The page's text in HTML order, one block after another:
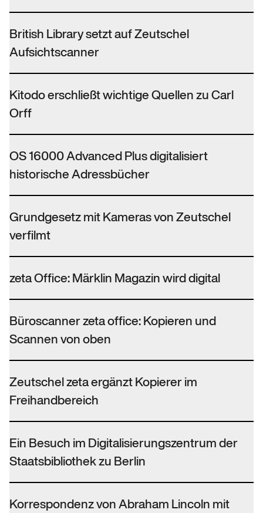
British Library setzt auf Zeutschel
Aufsichtscanner
Kitodo erschließt wichtige Quellen zu Carl
Orff
OS 16000 Advanced Plus digitalisiert
historische Adressbücher
Grundgesetz mit Kameras von Zeutschel
verfilmt
zeta Office: Märklin Magazin wird digital
Büroscanner zeta office: Kopieren und
Scannen von oben
Zeutschel zeta ergänzt Kopierer im
Freihandbereich
Ein Besuch im Digitalisierungszentrum der
Staatsbibliothek zu Berlin
Korrespondenz von Abraham Lincoln mit